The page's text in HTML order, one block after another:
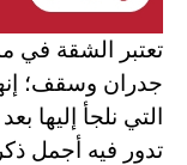
تعتبر الشقة في
جدران وسقف؛
التي نلجأ إليها
تدور فيه أجمل